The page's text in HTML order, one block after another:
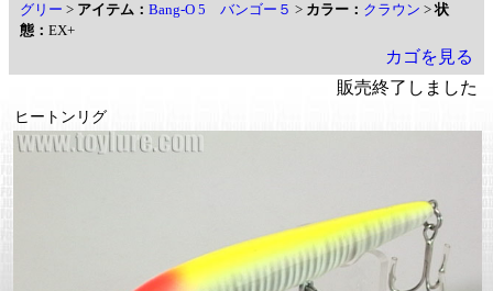
グリー > アイテム： Bang-O 5 バンゴー５ > カラー： クラウン >状
態： EX+
カゴを見る
販売終了しました
ヒートンリグ